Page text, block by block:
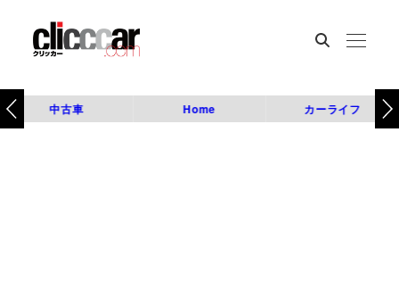
中古車 Home カーライフ